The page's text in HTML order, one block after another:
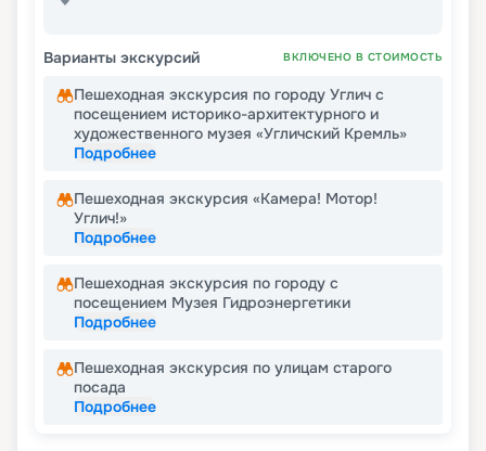
Варианты экскурсий ВКЛЮЧЕНО В СТОИМОСТЬ
Пешеходная экскурсия по городу Углич с
посещением историко-архитектурного и
художественного музея «Угличский Кремль»
Подробнее
Пешеходная экскурсия «Камера! Мотор!
Углич!»
Подробнее
Пешеходная экскурсия по городу с
посещением Музея Гидроэнергетики
Подробнее
Пешеходная экскурсия по улицам старого
посада
Подробнее